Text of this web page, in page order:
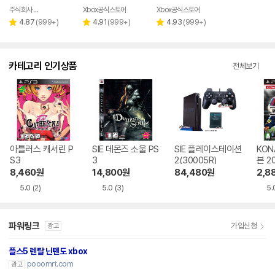
페이
주식회사 나유타
별 4.87 리
(999+)
Xbox공식스토어
별 4.91 리
(999+)
Xbox공식스토어
별 4.93 리
(999+)
카테고리 인기상품 전체보기
아틀러스 캐서린 P
S3
8,460원
5.0 (2)
SIE 데몬즈 소울 PS
3
14,800원
5.0 (3)
SIE 플레이스테이션
2(30005R)
84,480원
븐
파워링크 광고 가입신청
플스5 렌탈 닌텐도 xbox
광고
pooomrt.com